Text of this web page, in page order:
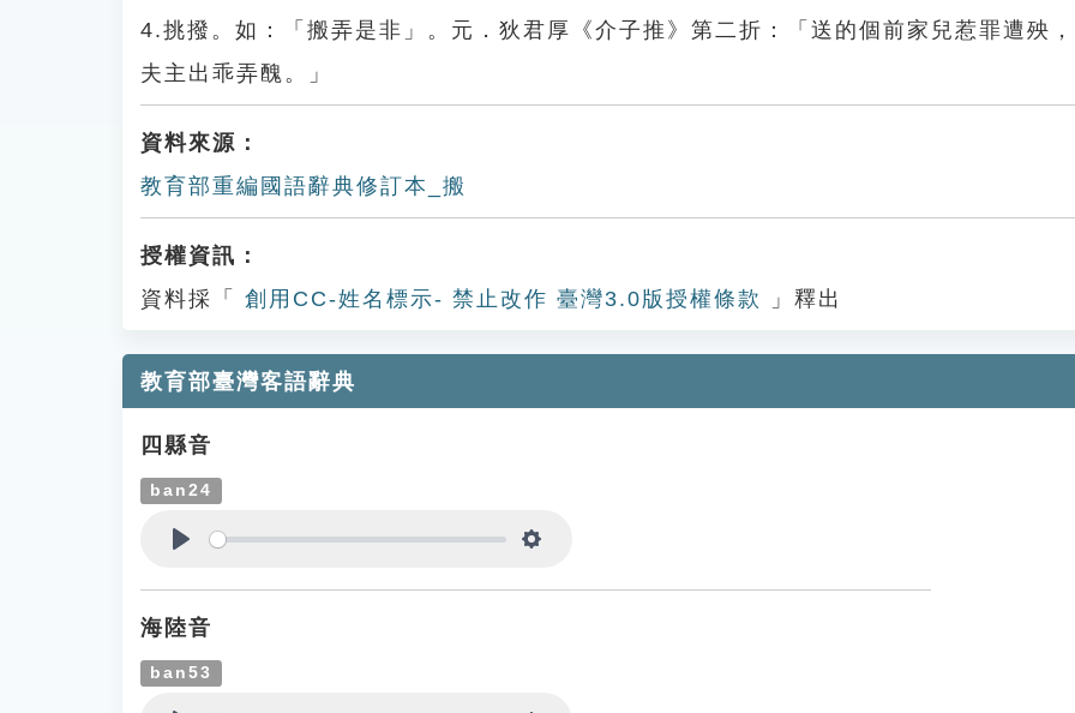
4.挑撥。如：「搬弄是非」。元．狄君厚《介子推》第二折：「送的個前家兒惹罪遭殃
夫主出乖弄醜。」
資料來源：
教育部重編國語辭典修訂本_搬
授權資訊：
資料採「
創用CC-姓名標示- 禁止改作 臺灣3.0版授權條款 」釋出
教育部臺灣客語辭典
四縣音
ban24
海陸音
ban53